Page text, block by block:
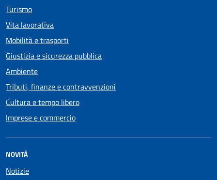
Turismo
Vita lavorativa
Mobilità e trasporti
Giustizia e sicurezza pubblica
Ambiente
Tributi, finanze e contravvenzioni
Cultura e tempo libero
Imprese e commercio
NOVITÀ
Notizie